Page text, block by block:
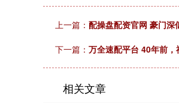
上一篇： 配操盘配资官网 豪门深
下一篇： 万全速配平台 40年前
相关文章